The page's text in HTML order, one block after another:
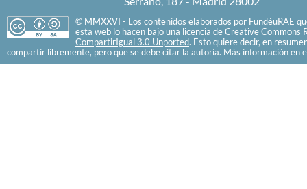
© MMXXVI - Los contenidos elaborados por FundéuRAE
esta web lo hacen bajo una licencia de Creative Commons
CompartirIgual 3.0 Unported. Esto quiere decir, en
compartir libremente, pero que se debe citar la autoría. Más información en